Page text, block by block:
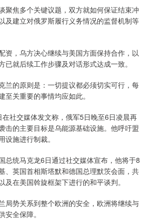
焦多个关键议题，双方就如何保证结束冲
及建立对俄罗斯履行义务情况的监督机制等
，乌方决心继续与美国方面保持合作，以
已就后续工作步骤及对话形式达成一致。
的原则是：一切提议都必须切实可行，每
关重要的事情均应如此。
社交媒体发文称，俄军5日晚至6日凌晨再
击的主要目标是乌能源基础设施。他呼吁盟
设施进行制裁。
统马克龙6日通过社交媒体宣布，他将于8
、英国首相斯塔默和德国总理默茨会面，共
及在美国斡旋框架下进行的和平谈判。
势关系到整个欧洲的安全，欧洲将继续与
安全保障。